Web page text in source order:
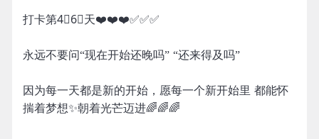
打卡第4⃣️6⃣️天❤️❤️❤️✅✅✅
永远不要问“现在开始还晚吗” “还来得及吗”
因为每一天都是新的开始，愿每一个新开始里 都能怀
揣着梦想✨朝着光芒迈进🌈🌈🌈